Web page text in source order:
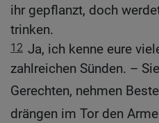
ihr gepflanzt, doch
trinken.
12 Ja, ich kenne eure
zahlreichen Sünden. –
Gerechten, nehmen
drängen im Tor den